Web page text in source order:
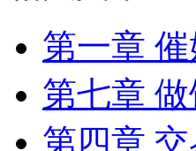
第一章
第七章 做
第四章 交